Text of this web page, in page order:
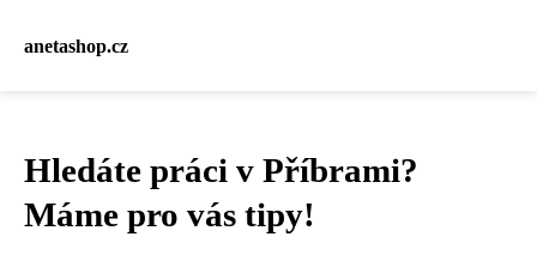
anetashop.cz
Hledáte práci v Příbrami?
Máme pro vás tipy!